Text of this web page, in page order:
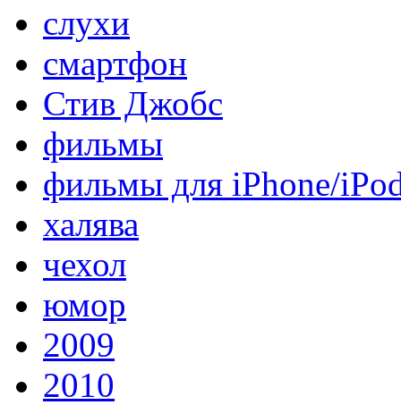
слухи
смартфон
Стив Джобс
фильмы
фильмы для iPhone/
халява
чехол
юмор
2009
2010